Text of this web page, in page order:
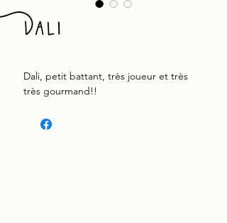
Dali
Dali, petit battant, très joueur et très
très gourmand!!